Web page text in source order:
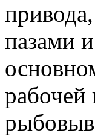
пазами
рабочей